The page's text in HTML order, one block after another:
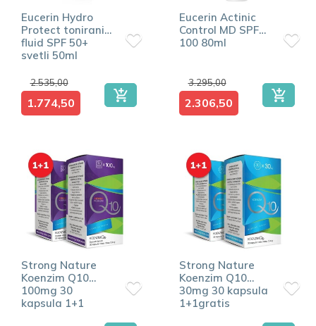
Eucerin Hydro
Protect tonirani
fluid SPF 50+
svetli 50ml
2.535,00
1.774,50
Eucerin Actinic
Control MD SPF
100 80ml
3.295,00
2.306,50
Strong Nature
Koenzim Q10
100mg 30
kapsula 1+1
Strong Nature
Koenzim Q10
30mg 30 kapsula
1+1gratis